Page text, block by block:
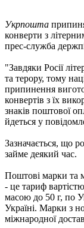
Укрпошта
конверти з
прес-служба
"Завдяки Росії
та терору, тому
припинення
конвертів з їх
знаків поштової
йдеться у
Зазначається, що
займе деякий час.
Поштові марки та
- це тариф
масою до 50 г, по
Україні. Марки з
міжнародної